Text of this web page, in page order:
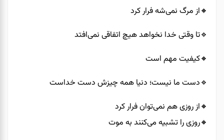
🔸️از مرگ نمی‌شه فرار کرد
🔹️تا وقتی خدا نخواهد هیچ اتفاقی نمی‌افتد
🔸️کیفیت مهم است
🔹️دست ما نیست؛ دنیا همه چیزش دست خداست
🔸️از روزی هم نمی‌توان فرار کرد
🔸️روزی را تشبیه می‌کنند به موت